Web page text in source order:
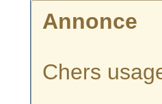
Annonce
Chers